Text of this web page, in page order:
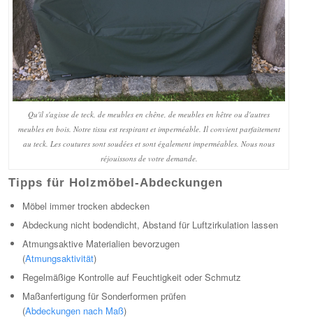
Qu'il s'agisse de teck, de meubles en chêne, de meubles en hêtre ou d'autres
meubles en bois. Notre tissu est respirant et imperméable. Il convient parfaitement
au teck. Les coutures sont soudées et sont également imperméables. Nous nous
réjouissons de votre demande.
Tipps für Holzmöbel-Abdeckungen
Möbel immer trocken abdecken
Abdeckung nicht bodendicht, Abstand für Luftzirkulation lassen
Atmungsaktive Materialien bevorzugen
(Atmungsaktivität)
Regelmäßige Kontrolle auf Feuchtigkeit oder Schmutz
Maßanfertigung für Sonderformen prüfen
(Abdeckungen nach Maß)